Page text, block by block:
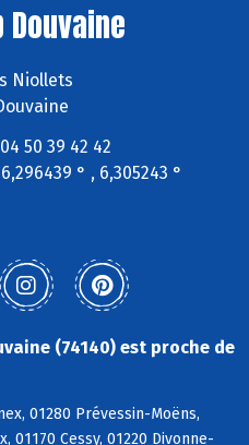
Douvaine
Niollets
50 39 42 42
° , 6,305243 °
(74140) est proche de
01280 Prévessin-Moëns,
01170 Cessy, 01220 Divonne-